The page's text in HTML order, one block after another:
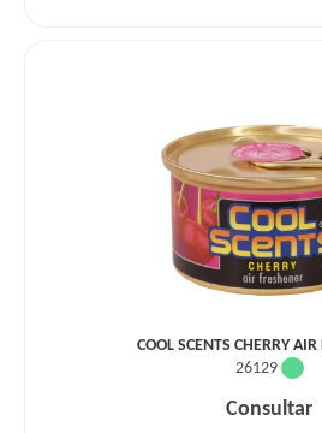
COOL SCENTS CHERRY AIR
26129
Consultar